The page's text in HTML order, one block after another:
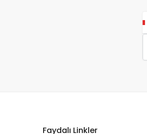
Faydalı Linkler